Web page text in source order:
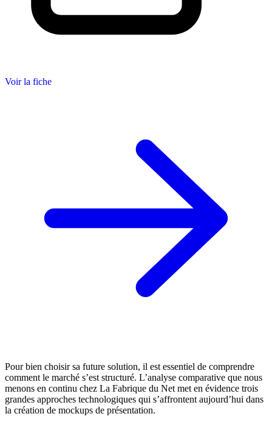
Voir la fiche
Pour bien choisir sa future solution, il est essentiel de comprendre
comment le marché s’est structuré. L’analyse comparative que nous
menons en continu chez La Fabrique du Net met en évidence trois
grandes approches technologiques qui s’affrontent aujourd’hui dans
la création de mockups de présentation.